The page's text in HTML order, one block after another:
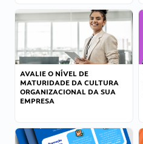
AVALIE O NÍVEL DE
MATURIDADE DA CULTURA
ORGANIZACIONAL DA SUA
EMPRESA